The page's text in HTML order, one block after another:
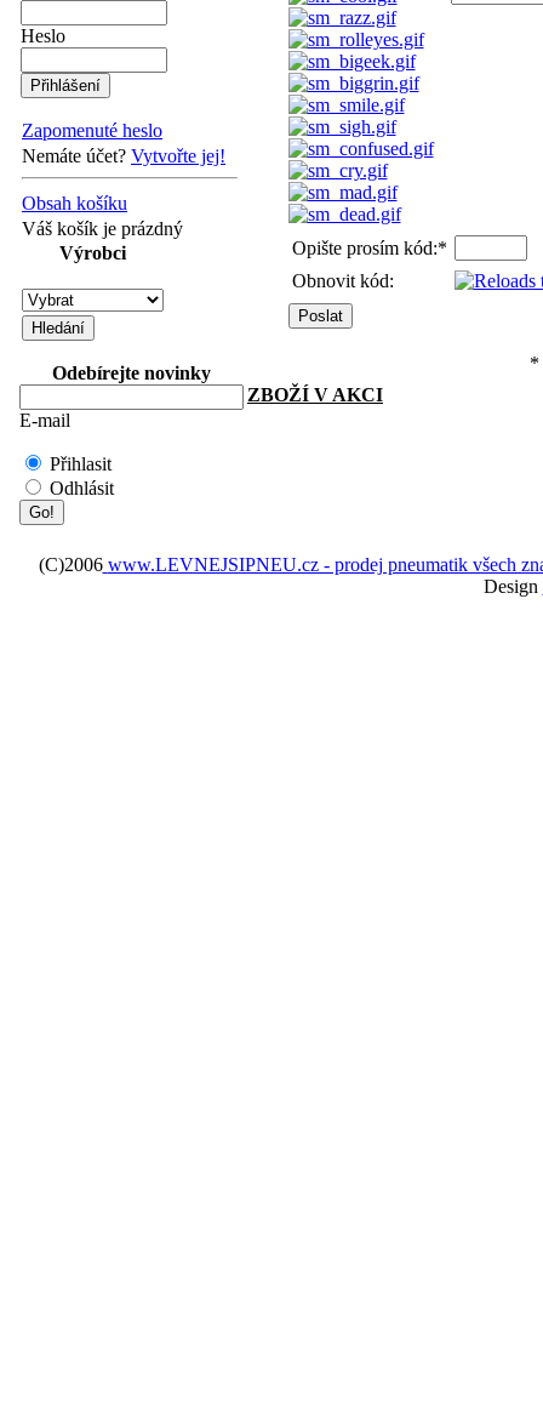
Heslo
Zapomenuté heslo
Nemáte účet? Vytvořte jej!
Obsah košíku
Váš košík je prázdný
Výrobci
Odebírejte novinky
E-mail
Přihlasit
Odhlásit
Opište prosím kód:*
Obnovit kód:
*
ZBOŽÍ V AKCI
(C)2006 www.LEVNEJSIPNEU.cz - prodej pneumatik všech
Design